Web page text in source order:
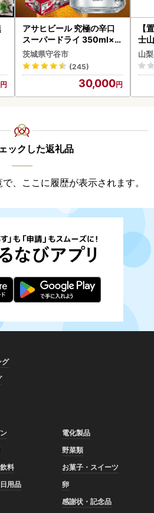
アサヒビール 究極の辛口
スーパードライ 350ml×4
8本 ビール
茨城県守谷市
(245)
30,000
【
士
山
ックした返礼品
、ここに履歴が表示されます。
グ
電化製品
野菜類
料
お菓子・スイーツ
用品
卵
感謝状・記念品